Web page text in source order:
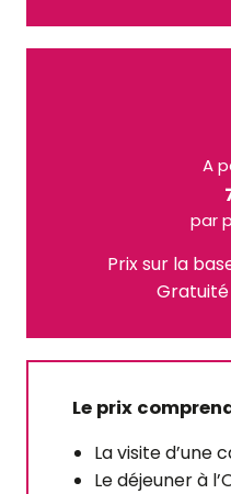
A
par
Prix sur la
Le prix
La visite d’une
Le déjeuner à